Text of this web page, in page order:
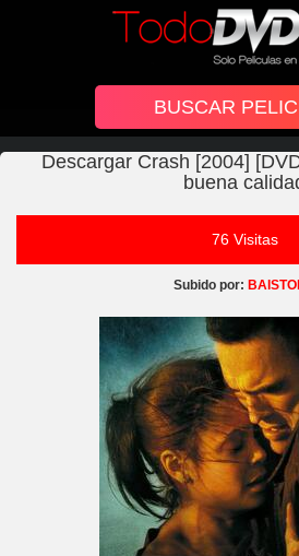
Descargar Crash [2004]
buena
76 Visitas
Subido por: